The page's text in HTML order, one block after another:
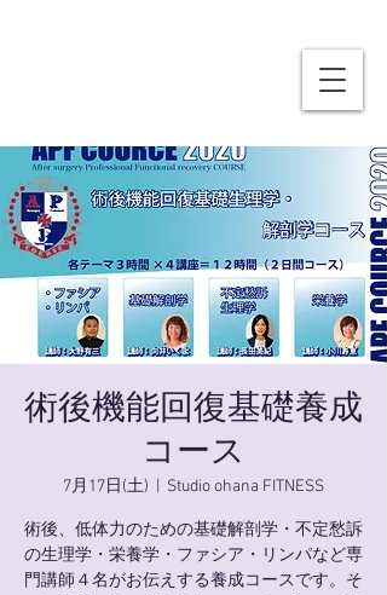
術後機能回復基礎養成
コース
7月17日(土) Studio ohana FITNESS
術後、低体力のための基礎解剖学・不定愁訴
の生理学・栄養学・ファシア・リンパなど専
門講師４名がお伝えする養成コースです。そ